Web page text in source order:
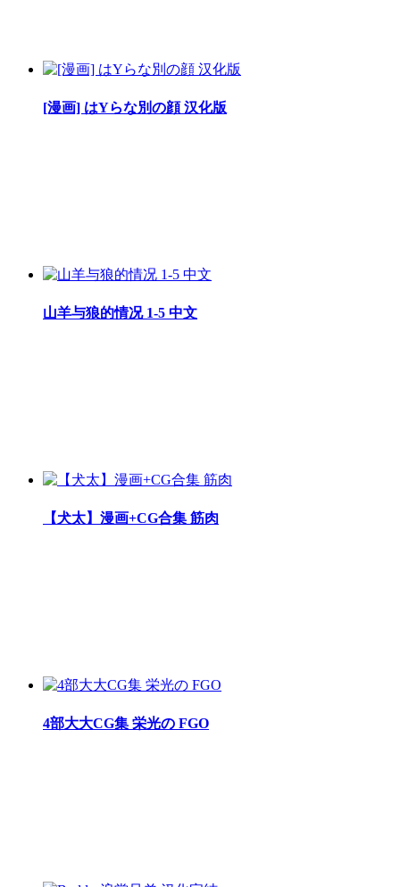
[漫画] はYらな別の顔 汉化版
山羊与狼的情况 1-5 中文
【犬太】漫画+CG合集 筋肉
4部大大CG集 栄光の FGO